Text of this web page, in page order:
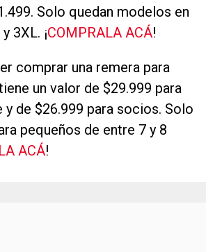
Solo quedan modelos en
3XL. ¡COMPRALA ACÁ!
comprar una remera para
un valor de $29.999 para
de $26.999 para socios. Solo
pequeños de entre 7 y 8
ACÁ!